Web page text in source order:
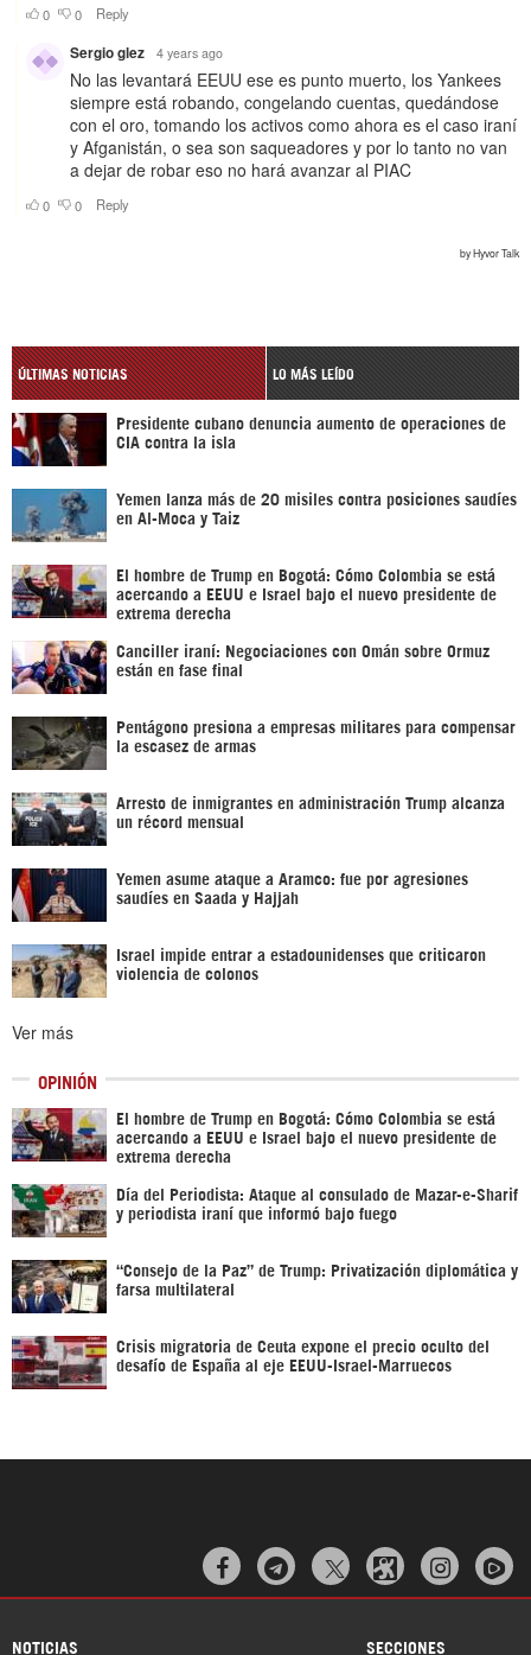
ÚLTIMAS NOTICIAS LO MÁS LEÍDO
Presidente cubano denuncia aumento de operaciones de
CIA contra la isla
Yemen lanza más de 20 misiles contra posiciones saudíes
en Al-Moca y Taiz
El hombre de Trump en Bogotá: Cómo Colombia se está
acercando a EEUU e Israel bajo el nuevo presidente de
extrema derecha
Canciller iraní: Negociaciones con Omán sobre Ormuz
están en fase final
Pentágono presiona a empresas militares para compensar
la escasez de armas
Arresto de inmigrantes en administración Trump alcanza
un récord mensual
Yemen asume ataque a Aramco: fue por agresiones
saudíes en Saada y Hajjah
Israel impide entrar a estadounidenses que criticaron
violencia de colonos
Ver más
OPINIÓN
El hombre de Trump en Bogotá: Cómo Colombia se está
acercando a EEUU e Israel bajo el nuevo presidente de
extrema derecha
Día del Periodista: Ataque al consulado de Mazar-e-Sharif
y periodista iraní que informó bajo fuego
“Consejo de la Paz” de Trump: Privatización diplomática y
farsa multilateral
Crisis migratoria de Ceuta expone el precio oculto del
desafío de España al eje EEUU-Israel-Marruecos
  
NOTICIAS SECCIONES